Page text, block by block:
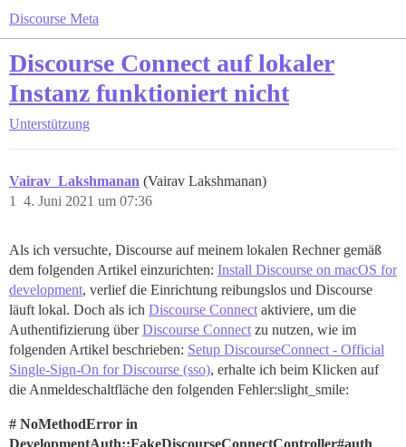
Discourse Meta
Discourse Connect auf lokaler
Instanz funktioniert nicht
Unterstützung
Vairav_Lakshmanan (Vairav Lakshmanan)
4. Juni 2021 um 07:36
1
Als ich versuchte, Discourse auf meinem lokalen Rechner gemäß
dem folgenden Artikel einzurichten: Install Discourse on macOS for
development, verlief die Einrichtung reibungslos und Discourse
läuft lokal. Doch als ich Discourse Connect aktiviere, um die
Authentifizierung überDiscourse Connect zu nutzen, wie im
folgenden Artikel beschrieben: Setup DiscourseConnect - Official
Single-Sign-On for Discourse (sso), erhalte ich beim Klicken auf
die Anmeldeschaltfläche den folgenden Fehler:slight_smile:
# NoMethodError in
DevelopmentAuth::FakeDiscourseConnectController#auth